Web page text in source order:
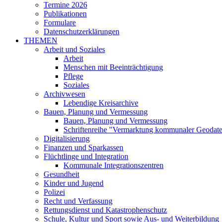
Termine 2026
Publikationen
Formulare
Datenschutzerklärungen
THEMEN
Arbeit und Soziales
Arbeit
Menschen mit Beeinträchtigung
Pflege
Soziales
Archivwesen
Lebendige Kreisarchive
Bauen, Planung und Vermessung
Bauen, Planung und Vermessung
Schriftenreihe "Vermarktung kommunaler
Digitalisierung
Finanzen und Sparkassen
Flüchtlinge und Integration
Kommunale Integrationszentren
Gesundheit
Kinder und Jugend
Polizei
Recht und Verfassung
Rettungsdienst und Katastrophenschutz
Schule, Kultur und Sport sowie Aus- und Weiterbildung